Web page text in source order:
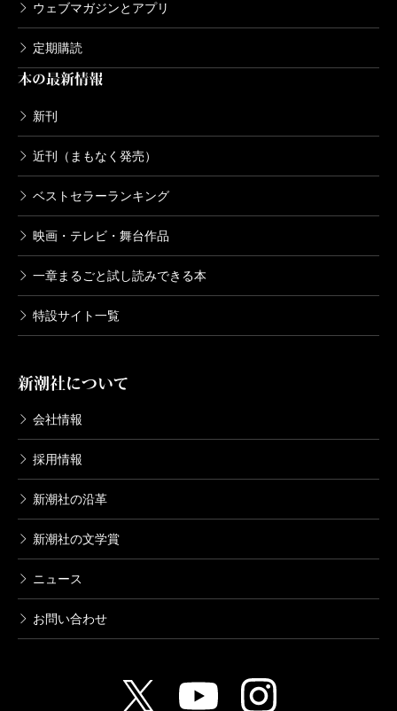
ウェブマガジンとアプリ
定期購読
本の最新情報
新刊
近刊（まもなく発売）
ベストセラーランキング
映画・テレビ・舞台作品
一章まるごと試し読みできる本
特設サイト一覧
新潮社について
会社情報
採用情報
新潮社の沿革
新潮社の文学賞
ニュース
お問い合わせ